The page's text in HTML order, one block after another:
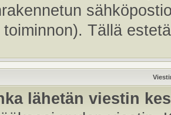
toiminnon). Tällä
lähetän viestin